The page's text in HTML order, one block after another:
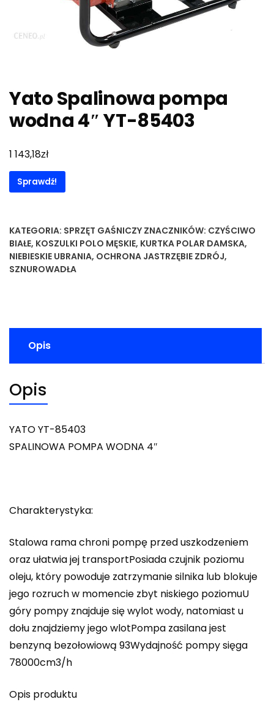
Yato Spalinowa pompa
wodna 4″ YT-85403
1 143,18zł
Sprawdź!
KATEGORIA: SPRZĘT GAŚNICZY ZNACZNIKÓW: CZYŚCIWO
BIAŁE, KOSZULKI POLO MĘSKIE, KURTKA POLAR DAMSKA,
NIEBIESKIE UBRANIA, OCHRONA JASTRZĘBIE ZDRÓJ,
SZNUROWADŁA
Opis
Opis
YATO YT-85403
SPALINOWA POMPA WODNA 4″
Charakterystyka:
Stalowa rama chroni pompę przed uszkodzeniem
oraz ułatwia jej transportPosiada czujnik poziomu
oleju, który powoduje zatrzymanie silnika lub blokuje
jego rozruch w momencie zbyt niskiego poziomuU
góry pompy znajduje się wylot wody, natomiast u
dołu znajdziemy jego wlotPompa zasilana jest
benzyną bezołowiową 93Wydajność pompy sięga
78000cm3/h
Opis produktu